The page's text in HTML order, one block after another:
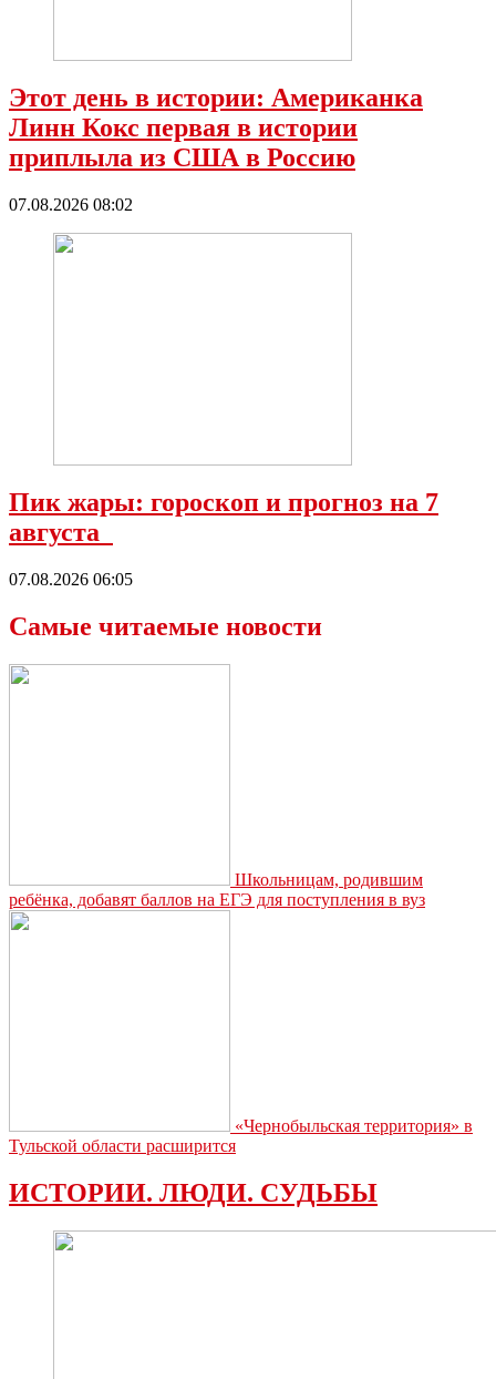
Этот день в истории: Американка
Линн Кокс первая в истории
приплыла из США в Россию
07.08.2026 08:02
Пик жары: гороскоп и прогноз на 7
августа
07.08.2026 06:05
Самые читаемые новости
Школьницам, родившим
ребёнка, добавят баллов на ЕГЭ для поступления в вуз
«Чернобыльская территория» в
Тульской области расширится
ИСТОРИИ. ЛЮДИ. СУДЬБЫ